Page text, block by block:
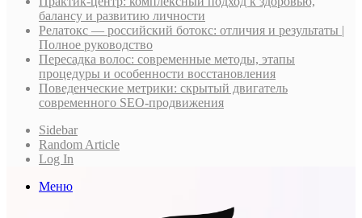
балансу и развитию личности
Релатокс — российский ботокс: отличия и результаты |
Полное руководство
Пересадка волос: современные методы, этапы
процедуры и особенности восстановления
Поведенческие метрики: скрытый двигатель
современного SEO-продвижения
Sidebar
Random Article
Log In
Меню